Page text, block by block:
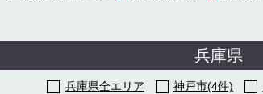
兵庫県
兵庫県全エリア 神戸市(4件)